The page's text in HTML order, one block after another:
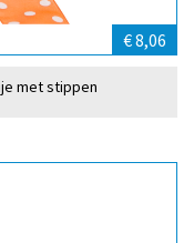
€ 8,06
met stippen